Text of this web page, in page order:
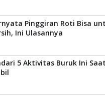
Pinggiran Roti Bisa
Ini Ulasannya
5 Aktivitas Buruk Ini